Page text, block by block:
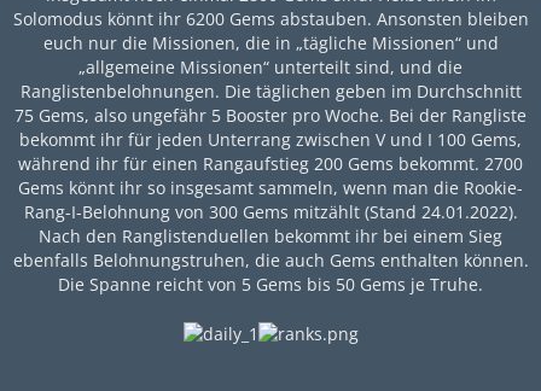
Solomodus könnt ihr 6200 Gems abstauben. Ansonsten bleiben
euch nur die Missionen, die in „tägliche Missionen“ und
„allgemeine Missionen“ unterteilt sind, und die
Ranglistenbelohnungen. Die täglichen geben im Durchschnitt
75 Gems, also ungefähr 5 Booster pro Woche. Bei der Rangliste
bekommt ihr für jeden Unterrang zwischen V und I 100 Gems,
während ihr für einen Rangaufstieg 200 Gems bekommt. 2700
Gems könnt ihr so insgesamt sammeln, wenn man die Rookie-
Rang-I-Belohnung von 300 Gems mitzählt (Stand 24.01.2022).
Nach den Ranglistenduellen bekommt ihr bei einem Sieg
ebenfalls Belohnungstruhen, die auch Gems enthalten können.
Die Spanne reicht von 5 Gems bis 50 Gems je Truhe.